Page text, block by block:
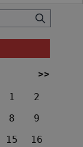
>>
1
2
8
9
15
16